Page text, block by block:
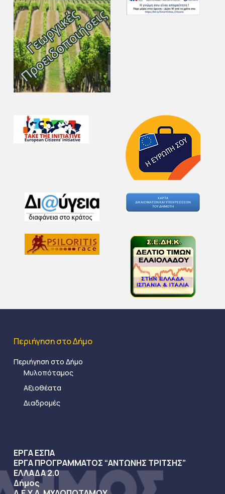
Περιήγηση στο Δήμο
Περιήγηση στο Δήμο
Μυλοπόταμος
Αξιοθέατα
Διαδρομές
ΕΡΓΑ ΕΣΠΑ
ΕΡΓΑ ΠΡΟΓΡΑΜΜΑΤΟΣ “ΑΝΤΩΝΗΣ ΤΡΙΤΣΗΣ”
ΕΛΛΑΔΑ 2.0
Δήμος